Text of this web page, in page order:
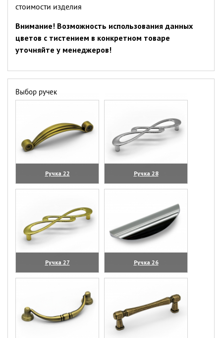
стоимости изделия
Внимание! Возможность использования данных
цветов с тистением в конкретном товаре
уточняйте у менеджеров!
Выбор ручек
Ручка 22
(увеличить)
Ручка 28
(увеличить)
Ручка 27
(увеличить)
Ручка 26
(увеличить)